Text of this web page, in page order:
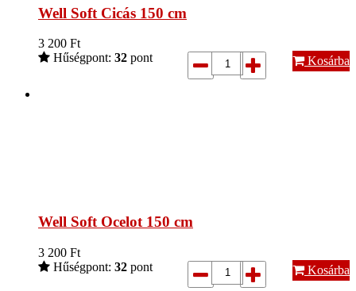
Well Soft Cicás 150 cm
3 200 Ft
Hűségpont: 32 pont Kosárba
Well Soft Ocelot 150 cm
3 200 Ft
Hűségpont: 32 pont Kosárba